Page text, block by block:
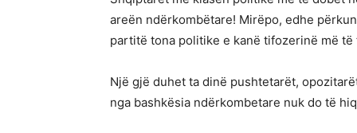
areën ndërkombëtare! Mirëpo, edhe
partitë tona politike e kanë tifozerinë më
Një gjë duhet ta dinë pushtetarët,
nga bashkësia ndërkombetare nuk do të